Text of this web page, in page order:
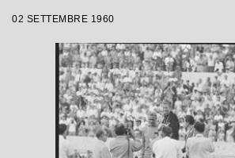
02 SETTEMBRE 1960